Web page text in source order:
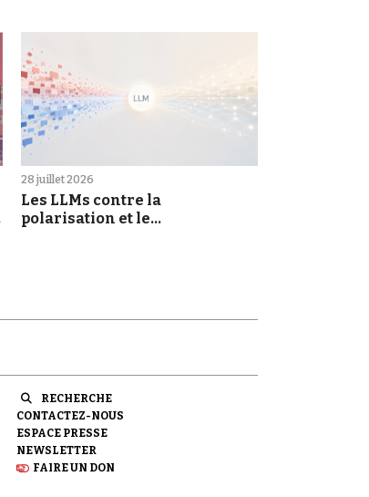
28 juillet 2026
Les LLMs contre la
polarisation et le
RECHERCHE
CONTACTEZ-NOUS
ESPACE PRESSE
NEWSLETTER
FAIRE UN DON